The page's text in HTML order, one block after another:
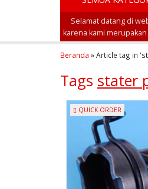
Selamat datang di
karena kami
Beranda »Article tag in
Tags stater
QUICK ORDER